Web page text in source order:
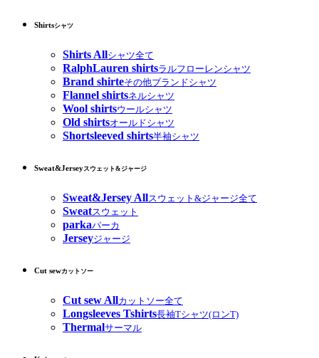
Shirtsシャツ
Shirts Allシャツ全て
RalphLauren shirtsラルフローレンシャツ
Brand shirteその他ブランドシャツ
Flannel shirtsネルシャツ
Wool shirtsウールシャツ
Old shirtsオールドシャツ
Shortsleeved shirts半袖シャツ
Sweat&Jerseyスウェット&ジャージ
Sweat&Jersey Allスウェット&ジャージ全て
Sweatスウェット
parkaパーカ
Jerseyジャージ
Cut sewカットソー
Cut sew Allカットソー全て
Longsleeves Tshirts長袖Tシャツ(ロンT)
Thermalサーマル